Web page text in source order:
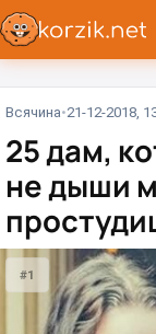
Всячина 21-12-2018,
25 дам,
не дыши
#1